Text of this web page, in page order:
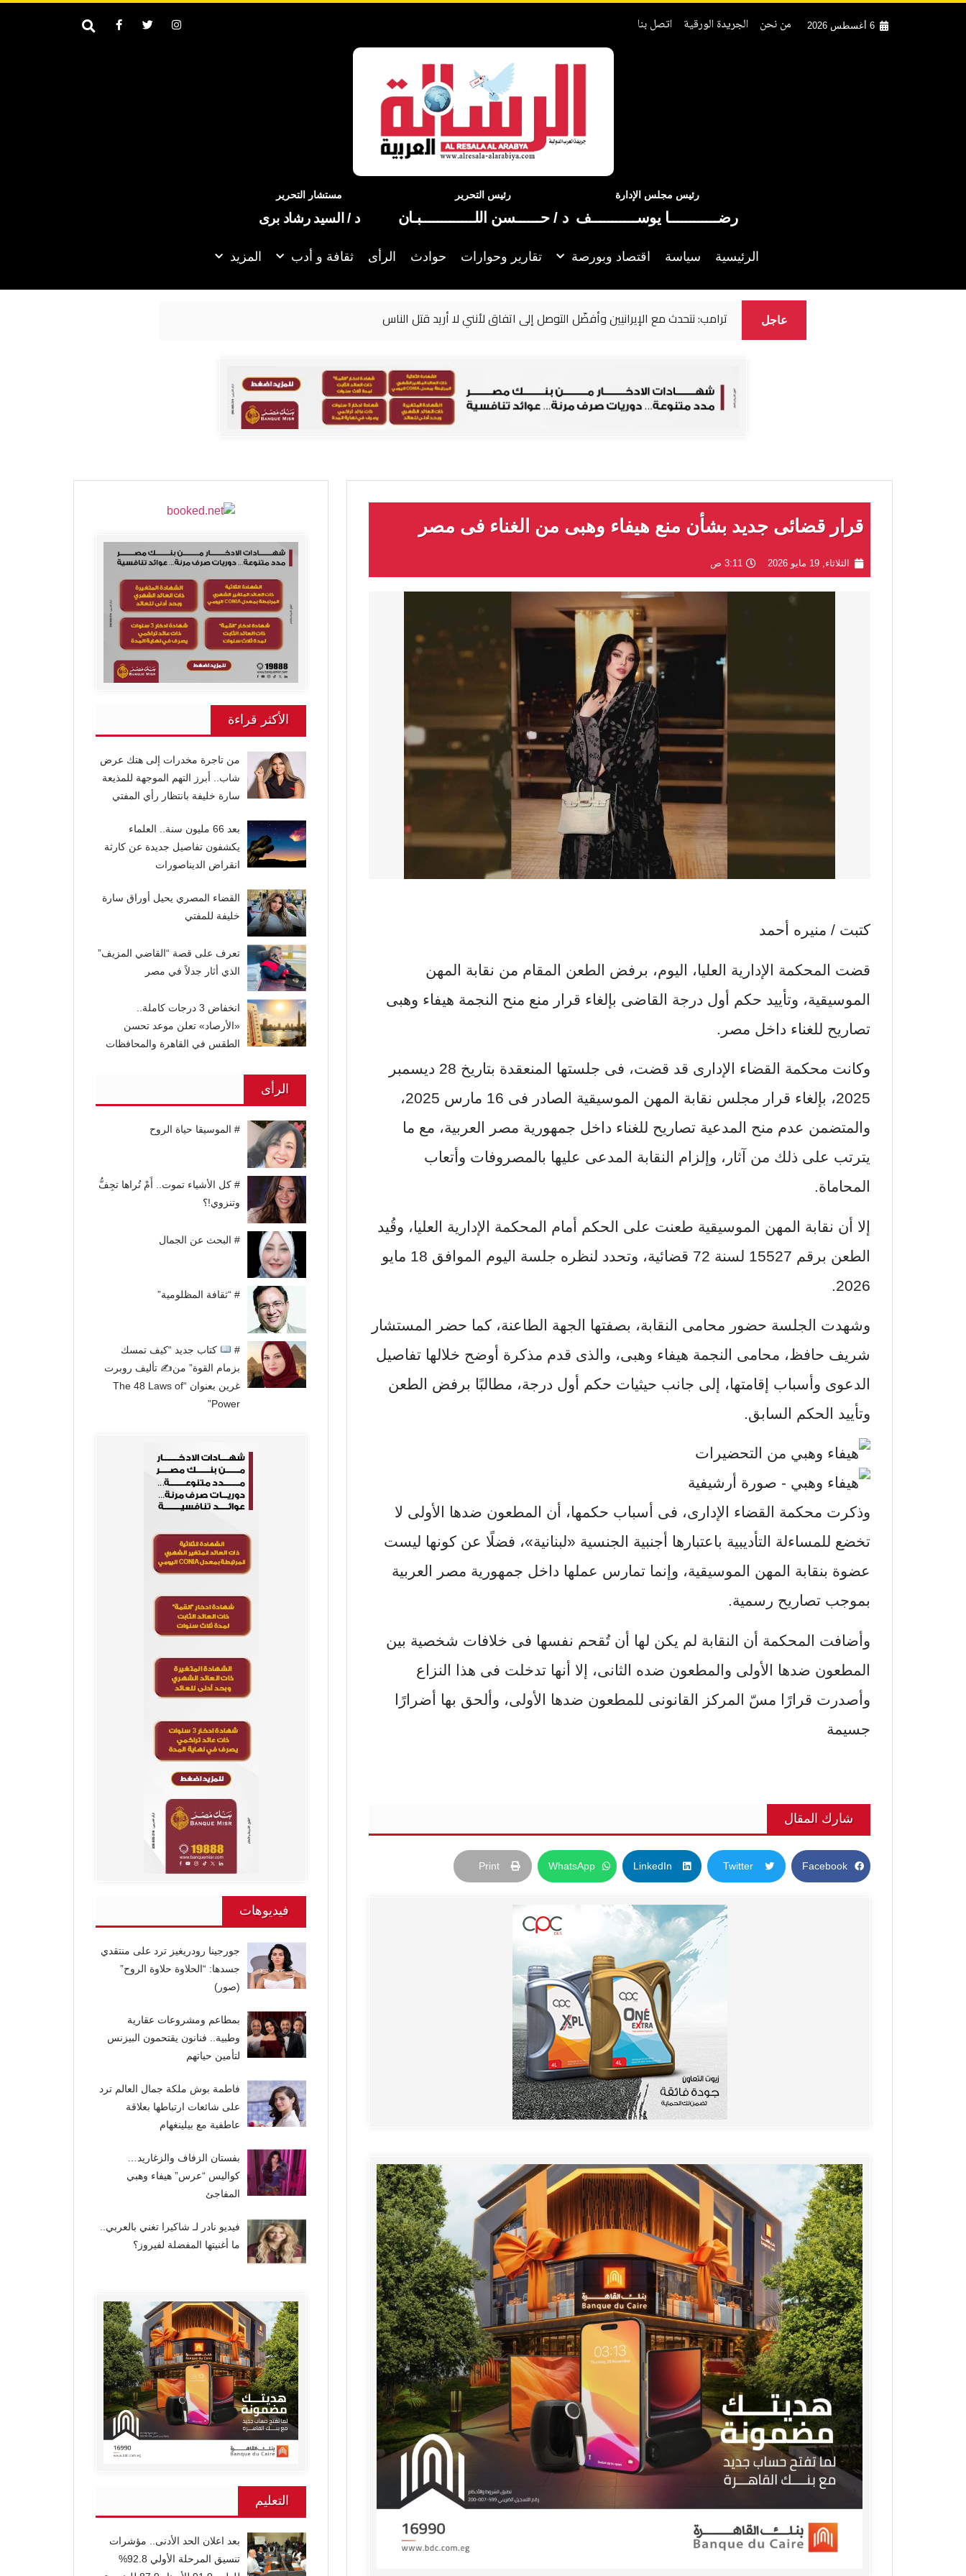
6 أغسطس 2026 من نحن الجريدة الورقية اتصل بنا
رئيس مجلس الإدارة
رضــــــــــــا يوســـــــــــف
رئيس التحرير
د / حــــــسن اللـــــــــــــبـان
مستشار التحرير
د / السيد رشاد برى
الرئيسية سياسة اقتصاد وبورصة تقارير وحوارات حوادث الرأى ثقافة و أدب المزيد
عاجل ترامب: نتحدث مع الإيرانيين وأفضّل التوصل إلى اتفاق لأنني لا أريد قتل الناس
قرار قضائى جديد بشأن منع هيفاء وهبى من الغناء فى مصر
الثلاثاء, 19 مايو 2026 3:11 ص
كتبت / منيره أحمد
قضت المحكمة الإدارية العليا، اليوم، برفض الطعن المقام من نقابة المهن
الموسيقية، وتأييد حكم أول درجة القاضى بإلغاء قرار منع منح النجمة هيفاء وهبى
تصاريح للغناء داخل مصر.
وكانت محكمة القضاء الإدارى قد قضت، فى جلستها المنعقدة بتاريخ 28 ديسمبر
2025، بإلغاء قرار مجلس نقابة المهن الموسيقية الصادر فى 16 مارس 2025،
والمتضمن عدم منح المدعية تصاريح للغناء داخل جمهورية مصر العربية، مع ما
يترتب على ذلك من آثار، وإلزام النقابة المدعى عليها بالمصروفات وأتعاب
المحاماة.
إلا أن نقابة المهن الموسيقية طعنت على الحكم أمام المحكمة الإدارية العليا، وقُيد
الطعن برقم 15527 لسنة 72 قضائية، وتحدد لنظره جلسة اليوم الموافق 18 مايو
2026.
وشهدت الجلسة حضور محامى النقابة، بصفتها الجهة الطاعنة، كما حضر المستشار
شريف حافظ، محامى النجمة هيفاء وهبى، والذى قدم مذكرة أوضح خلالها تفاصيل
الدعوى وأسباب إقامتها، إلى جانب حيثيات حكم أول درجة، مطالبًا برفض الطعن
وتأييد الحكم السابق.
وذكرت محكمة القضاء الإدارى، فى أسباب حكمها، أن المطعون ضدها الأولى لا
تخضع للمساءلة التأديبية باعتبارها أجنبية الجنسية «لبنانية»، فضلًا عن كونها ليست
عضوة بنقابة المهن الموسيقية، وإنما تمارس عملها داخل جمهورية مصر العربية
بموجب تصاريح رسمية.
وأضافت المحكمة أن النقابة لم يكن لها أن تُقحم نفسها فى خلافات شخصية بين
المطعون ضدها الأولى والمطعون ضده الثانى، إلا أنها تدخلت فى هذا النزاع
وأصدرت قرارًا مسّ المركز القانونى للمطعون ضدها الأولى، وألحق بها أضرارًا
جسيمة
شارك المقال
Facebook
Twitter
LinkedIn
WhatsApp
Print
الأكثر قراءة
من تاجرة مخدرات إلى هتك عرض
شاب.. أبرز التهم الموجهة للمذيعة
سارة خليفة بانتظار رأي المفتي
بعد 66 مليون سنة.. العلماء
يكشفون تفاصيل جديدة عن كارثة
انقراض الديناصورات
القضاء المصري يحيل أوراق سارة
خليفة للمفتي
تعرف على قصة “القاضي المزيف”
الذي أثار جدلاً في مصر
انخفاض 3 درجات كاملة..
«الأرصاد» تعلن موعد تحسن
الطقس في القاهرة والمحافظات
الرأى
# الموسيقا حياة الروح
# كل الأشياء تموت.. أَمْ تُراها تجِفُّ
وتنزوي!؟
# البحث عن الجمال
# “ثقافة المظلومية”
#
كتاب جديد “كيف تمسك
بزمام القوة” من✍ تأليف روبرت
غرين بعنوان “The 48 Laws of
Power”
فيديوهات
جورجينا رودريغيز ترد على منتقدي
جسدها: “الحلاوة حلاوة الروح”
(صور)
بمطاعم ومشروعات عقارية
وطبية.. فنانون يقتحمون البيزنس
لتأمين حياتهم
فاطمة بوش ملكة جمال العالم ترد
على شائعات ارتباطها بعلاقة
عاطفية مع بيلينغهام
بفستان الزفاف والزغاريد…
كواليس “عرس” هيفاء وهبي
المفاجئ
فيديو نادر لـ شاكيرا تغني بالعربي..
ما أغنيتها المفضلة لفيروز؟
التعليم
بعد اعلان الحد الأدنى.. مؤشرات
تنسيق المرحلة الأولي 92.8%